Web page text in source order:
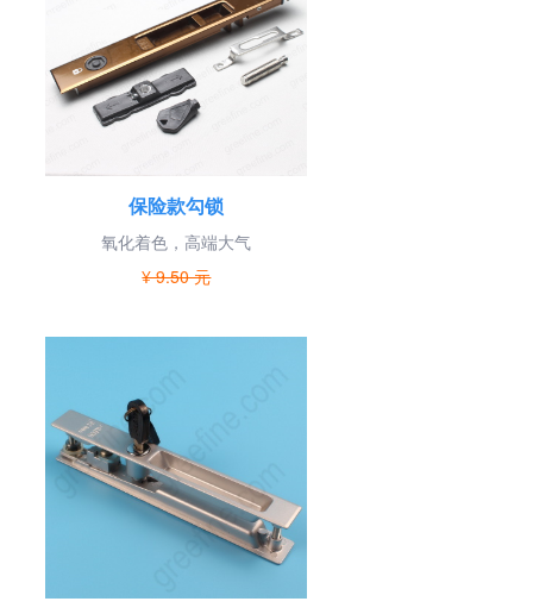
保险款勾锁
氧化着色，高端大气
¥ 9.50 元